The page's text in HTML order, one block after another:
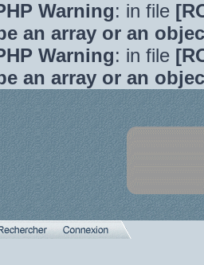
Warning: in file
an array or an
Warning: in file
an array or an